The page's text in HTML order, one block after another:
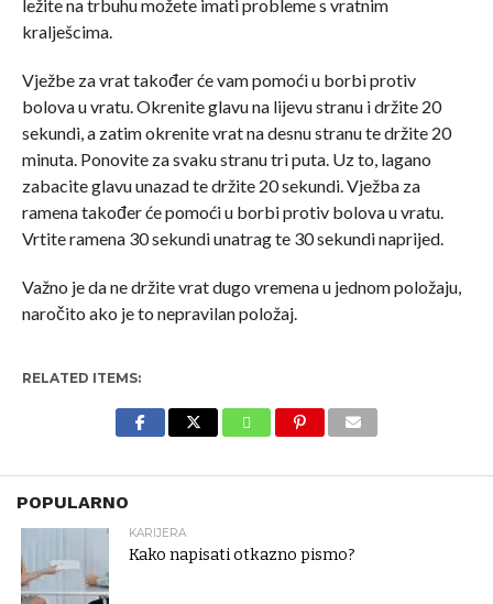
ležite na trbuhu možete imati probleme s vratnim
kralješcima.
Vježbe za vrat također će vam pomoći u borbi protiv
bolova u vratu. Okrenite glavu na lijevu stranu i držite 20
sekundi, a zatim okrenite vrat na desnu stranu te držite 20
minuta. Ponovite za svaku stranu tri puta. Uz to, lagano
zabacite glavu unazad te držite 20 sekundi. Vježba za
ramena također će pomoći u borbi protiv bolova u vratu.
Vrtite ramena 30 sekundi unatrag te 30 sekundi naprijed.
Važno je da ne držite vrat dugo vremena u jednom položaju,
naročito ako je to nepravilan položaj.
RELATED ITEMS:
POPULARNO
KARIJERA
Kako napisati otkazno pismo?